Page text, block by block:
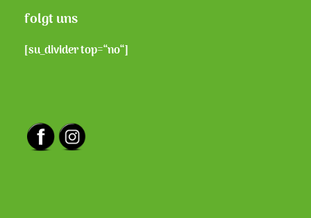
folgt uns
[su_divider top=“no“]